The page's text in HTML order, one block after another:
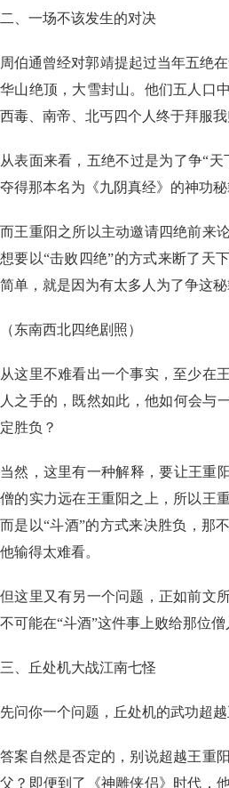
二、一场不该发生的对决
周伯通曾经对郭靖提起过当年五绝
华山绝顶，大雪封山。他们五人口
西毒、南帝、北丐四个人终于拜服
从表面来看，五绝不过是为了争“
夺得那本名为《九阴真经》的神功秘
而王重阳之所以主动邀请四绝前来
想要以“击败四绝”的方式来断了天
简单，就是因为有太多人为了争这秘
（东南西北四绝剧照）
从这里不难看出一个事实，至少在
人之手的，既然如此，他如何会与
定胜负？
当然，这里有一种解释，要让王重
僧的实力远在王重阳之上，所以王
而是以“斗酒”的方式来决胜负，那
他输得太难看。
但这里又有另一个问题，正如前文
不可能在“斗酒”这件事上败给那位
三、丘处机大战江南七怪
先问你一个问题，丘处机的武功超
答案自然是否定的，别说超越王重
父？即便到了《神雕侠侣》时代，